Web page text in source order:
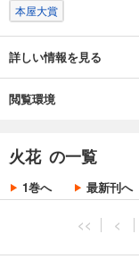
本屋大賞
詳しい情報を見る
閲覧環境
火花 の一覧
1巻へ 最新刊へ
<< <